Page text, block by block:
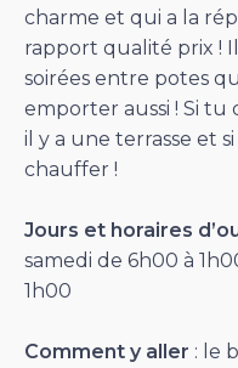
charme et qui a la
rapport qualité prix !
soirées entre potes
emporter aussi ! Si tu
il y a une terrasse et
chauffer !
Jours et horaires
samedi de 6h00 à
1h00
Comment y aller : le